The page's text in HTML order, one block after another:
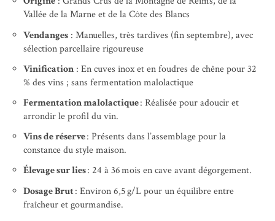
Vallée de la Marne et de la Côte des Blancs
Vendanges : Manuelles, très tardives (fin septembre), avec
sélection parcellaire rigoureuse
Vinification : En cuves inox et en foudres de chêne pour 32
% des vins ; sans fermentation malolactique
Fermentation malolactique: Réalisée pour adoucir et
arrondir le profil du vin.
Vins de réserve: Présents dans l’assemblage pour la
constance du style maison.
Élevage sur lies: 24 à 36 mois en cave avant dégorgement.
Dosage Brut: Environ 6,5 g/L pour un équilibre entre
fraîcheur et gourmandise.